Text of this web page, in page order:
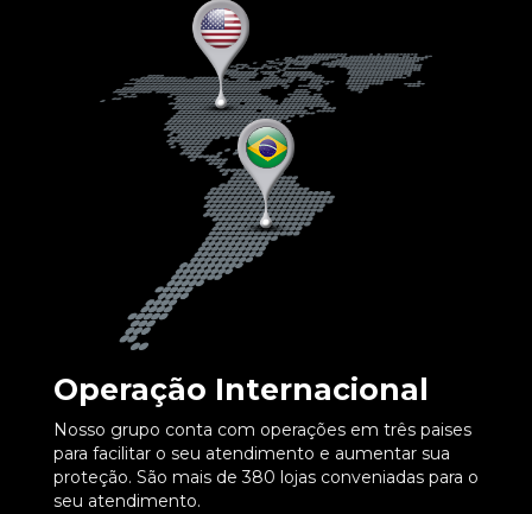
Operação Internacional
Nosso grupo conta com operações em três paises
para facilitar o seu atendimento e aumentar sua
proteção. São mais de 380 lojas conveniadas para o
seu atendimento.